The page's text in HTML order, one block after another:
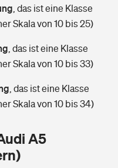
finden
das ist eine Klasse
Skala von 10 bis 25)
das ist eine Klasse
Skala von 10 bis 33)
das ist eine Klasse
Skala von 10 bis 34)
A5